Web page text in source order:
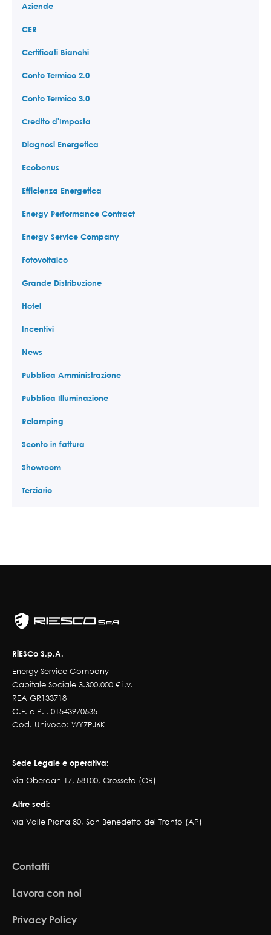
Aziende
CER
Certificati Bianchi
Conto Termico 2.0
Conto Termico 3.0
Credito d'Imposta
Diagnosi Energetica
Ecobonus
Efficienza Energetica
Energy Performance Contract
Energy Service Company
Fotovoltaico
Grande Distribuzione
Hotel
Incentivi
News
Pubblica Amministrazione
Pubblica Illuminazione
Relamping
Sconto in fattura
Showroom
Terziario
RiESCo S.p.A.
Energy Service Company
Capitale Sociale 3.300.000 € i.v.
REA GR133718
C.F. e P.I. 01543970535
Cod. Univoco: WY7PJ6K
Sede Legale e operativa:
via Oberdan 17, 58100, Grosseto (GR)
Altre sedi:
via Valle Piana 80, San Benedetto del Tronto (AP)
Contatti
Lavora con noi
Privacy Policy